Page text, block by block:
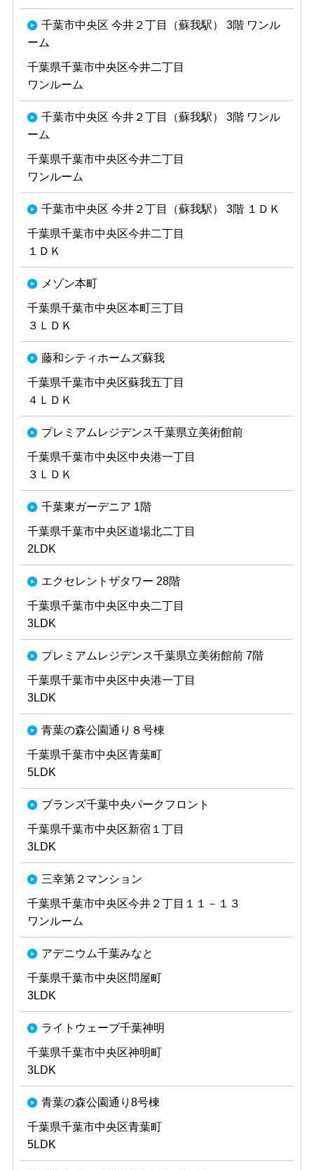
千葉市中央区 今井２丁目（蘇我駅） 3階 ワンル
ーム
千葉県千葉市中央区今井二丁目
ワンルーム
千葉市中央区 今井２丁目（蘇我駅） 3階 ワンル
ーム
千葉県千葉市中央区今井二丁目
ワンルーム
千葉市中央区 今井２丁目（蘇我駅） 3階 １ＤＫ
千葉県千葉市中央区今井二丁目
１ＤＫ
メゾン本町
千葉県千葉市中央区本町三丁目
３ＬＤＫ
藤和シティホームズ蘇我
千葉県千葉市中央区蘇我五丁目
４ＬＤＫ
プレミアムレジデンス千葉県立美術館前
千葉県千葉市中央区中央港一丁目
３ＬＤＫ
千葉東ガーデニア 1階
千葉県千葉市中央区道場北二丁目
2LDK
エクセレントザタワー 28階
千葉県千葉市中央区中央二丁目
3LDK
プレミアムレジデンス千葉県立美術館前 7階
千葉県千葉市中央区中央港一丁目
3LDK
青葉の森公園通り８号棟
千葉県千葉市中央区青葉町
5LDK
ブランズ千葉中央パークフロント
千葉県千葉市中央区新宿１丁目
3LDK
三幸第２マンション
千葉県千葉市中央区今井２丁目１１－１３
ワンルーム
アデニウム千葉みなと
千葉県千葉市中央区問屋町
3LDK
ライトウェーブ千葉神明
千葉県千葉市中央区神明町
3LDK
青葉の森公園通り8号棟
千葉県千葉市中央区青葉町
5LDK